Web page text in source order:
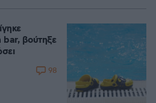
bar, βούτηξε
98